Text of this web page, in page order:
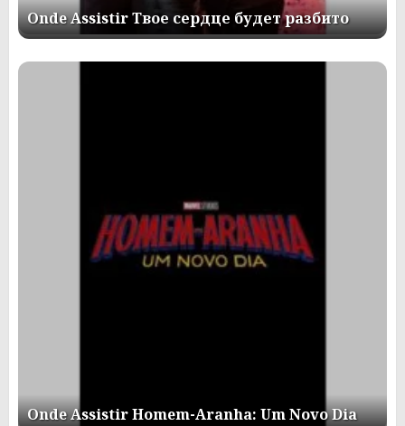
Onde Assistir Твое сердце будет разбито
Onde Assistir Homem-Aranha: Um Novo Dia